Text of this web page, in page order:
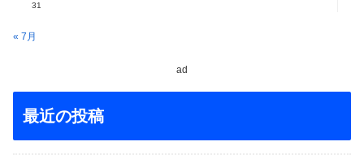
31
« 7月
ad
最近の投稿